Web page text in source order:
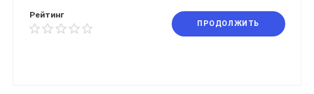
Рейтинг
ПРОДОЛЖИТЬ